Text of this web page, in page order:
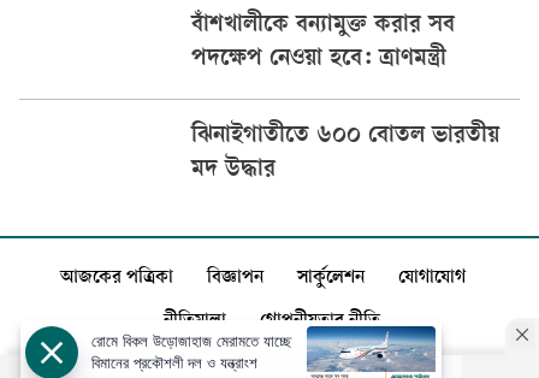
বাঁশখালীকে বন্যামুক্ত করার সব
পদক্ষেপ নেওয়া হবে: ত্রাণমন্ত্রী
ঝিনাইগাতীতে ৬০০ বোতল ভারতীয়
মদ উদ্ধার
আজকের পত্রিকা বিজ্ঞাপন সার্কুলেশন যোগাযোগ
নীতিমালা গোপনীয়তার নীতি
রোমে বিকল উড়োজাহাজ মেরামতে যাচ্ছে
বিমানের প্রকৌশলী দল ও যন্ত্রাংশ